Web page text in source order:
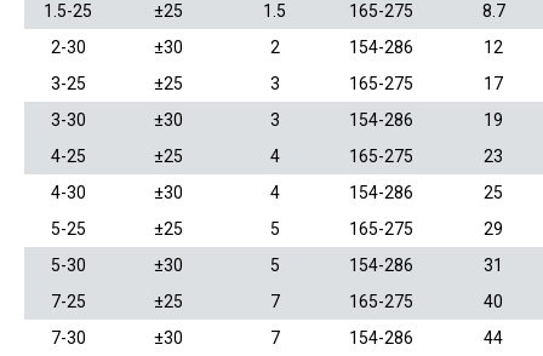
1.5-25
±25 1.5 165-275
8.7
2-30
±30 2 154-286
12
3-25
±25 3 165-275
17
3-30
±30 3 154-286
19
4-25
±25 4 165-275
23
4-30
±30 4 154-286
25
5-25
±25 5 165-275
29
5-30
±30 5 154-286
31
7-25
±25 7 165-275
40
7-30
±30 7 154-286
44